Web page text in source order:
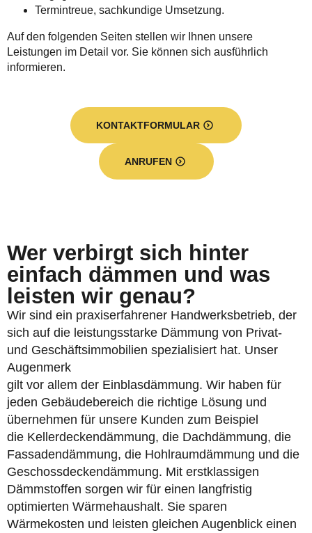
Termintreue, sachkundige Umsetzung.
Auf den folgenden Seiten stellen wir Ihnen unsere
Leistungen im Detail vor. Sie können sich ausführlich
informieren.
KONTAKTFORMULAR
ANRUFEN
Wer verbirgt sich hinter
einfach dämmen und was
leisten wir genau?
Wir sind ein praxiserfahrener Handwerksbetrieb, der
sich auf die leistungsstarke Dämmung von Privat-
und Geschäftsimmobilien spezialisiert hat. Unser
Augenmerk
gilt vor allem der Einblasdämmung. Wir haben für
jeden Gebäudebereich die richtige Lösung und
übernehmen für unsere Kunden zum Beispiel
die Kellerdeckendämmung, die Dachdämmung, die
Fassadendämmung, die Hohlraumdämmung und die
Geschossdeckendämmung. Mit erstklassigen
Dämmstoffen sorgen wir für einen langfristig
optimierten Wärmehaushalt. Sie sparen
Wärmekosten und leisten gleichen Augenblick einen